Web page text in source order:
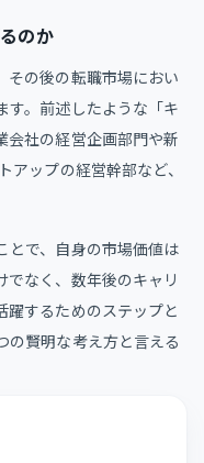
のか
その後の転職市場におい
す。前述したような「キ
会社の経営企画部門や新
ップの経営幹部など、
とで、自身の市場価値は
なく、数年後のキャリ
躍するためのステップと
の賢明な考え方と言える